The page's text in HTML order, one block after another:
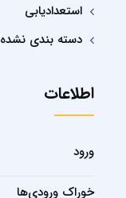
استعدادیابی
دسته بندی نشده
اطلاعات
ورود
خوراک ورودی‌ها